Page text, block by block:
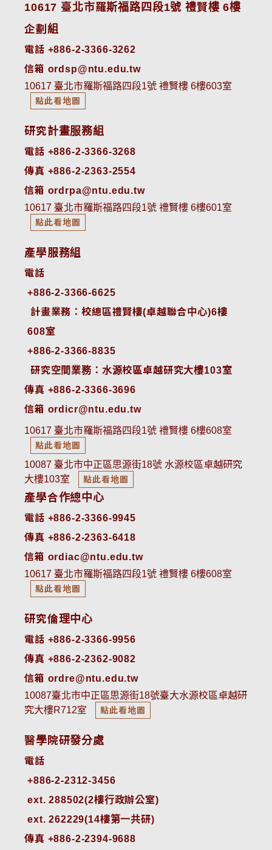
10617 臺北市羅斯福路四段1號 禮賢樓 6樓
企劃組
電話 +886-2-3366-3262
信箱 ordsp@ntu.edu.tw
10617 臺北市羅斯福路四段1號 禮賢樓 6樓603室
點此看地圖
研究計畫服務組
電話 +886-2-3366-3268
傳真 +886-2-2363-2554
信箱 ordrpa@ntu.edu.tw
10617 臺北市羅斯福路四段1號 禮賢樓 6樓601室
點此看地圖
產學服務組
電話
+886-2-3366-6625
計畫業務：校總區禮賢樓(卓越聯合中心)6樓
608室
+886-2-3366-8835
研究空間業務：水源校區卓越研究大樓103室
傳真 +886-2-3366-3696
信箱 ordicr@ntu.edu.tw
10617 臺北市羅斯福路四段1號 禮賢樓 6樓608室
點此看地圖
10087 臺北市中正區思源街18號 水源校區卓越研究
大樓103室
點此看地圖
產學合作總中心
電話 +886-2-3366-9945
傳真 +886-2-2363-6418
信箱 ordiac@ntu.edu.tw
10617 臺北市羅斯福路四段1號 禮賢樓 6樓608室
點此看地圖
研究倫理中心
電話 +886-2-3366-9956
傳真 +886-2-2362-9082
信箱 ordre@ntu.edu.tw
10087臺北市中正區思源街18號臺大水源校區卓越研
究大樓R712室
點此看地圖
醫學院研發分處
電話
ext. 288502(2樓行政辦公室)
ext. 262229(14樓第一共研)
傳真 +886-2-2394-9688